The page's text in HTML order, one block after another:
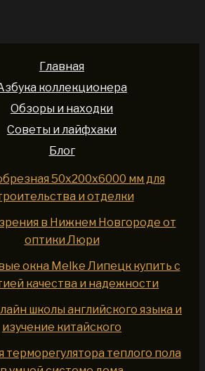
Главная
коллекционера
Обзоры и находки
Советы и лайфхаки
Блог
50x200x6000 мм для
и отделки
в Нижнем Новгороде от
оптики Люри
окна Melke Липецк купить с
качества и надежности
школы английского языка и
изучение китайского
терморегулятора теплого пола